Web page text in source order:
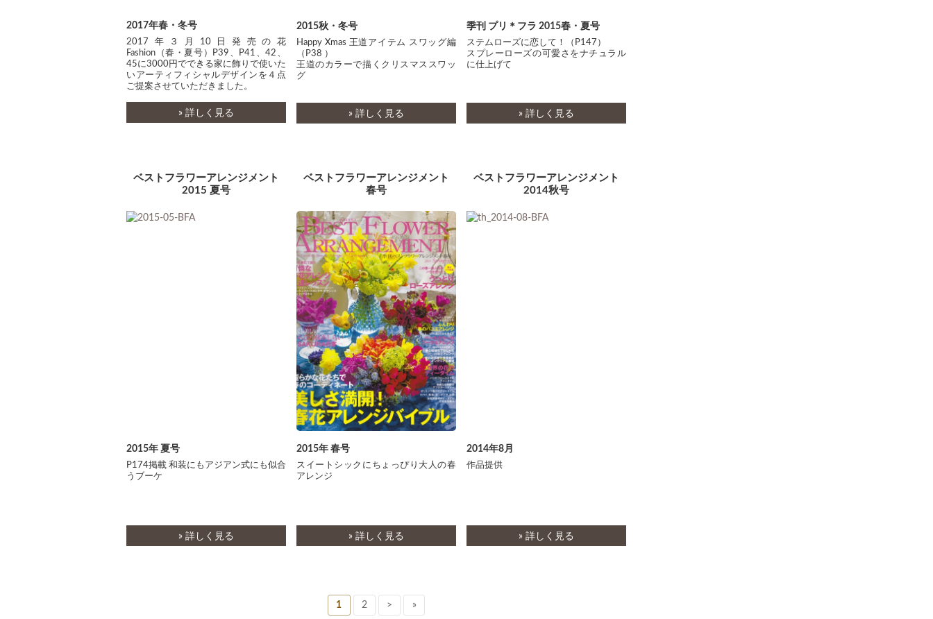
2017年春・冬号
2017年３月10日発売の花
Fashion（春・夏号）P39、P41、42、
45に3000円でできる家に飾りで使いた
いアーティフィシャルデザインを４点
ご提案させていただきました。
» 詳しく見る
2015秋・冬号
Happy Xmas 王道アイテム スワッグ編
（P38 ）
王道のカラーで描くクリスマススワッ
グ
» 詳しく見る
季刊 プリ＊フラ 2015春・夏号
ステムローズに恋して！（P147）
スプレーローズの可愛さをナチュラル
に仕上げて
» 詳しく見る
ベストフラワーアレンジメント
2015 夏号
2015年 夏号
P174掲載 和装にもアジアン式にも似合
うブーケ
» 詳しく見る
ベストフラワーアレンジメント
春号
2015年 春号
スイートシックにちょっぴり大人の春
アレンジ
» 詳しく見る
ベストフラワーアレンジメント
2014秋号
2014年8月
作品提供
» 詳しく見る
1 2 > »